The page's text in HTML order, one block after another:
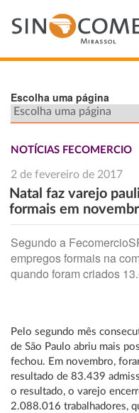
Escolha uma página
NOTÍCIAS FECOMERCIO
2 de fevereiro de 2017
Natal faz varejo
formais em
Segundo a
empregos formais na
quando foram criados
Pelo segundo mês
de São Paulo abriu mais
fechou. Em novembro,
resultado de 83.439
o resultado, o varejo
2.088.016 trabalhadores,